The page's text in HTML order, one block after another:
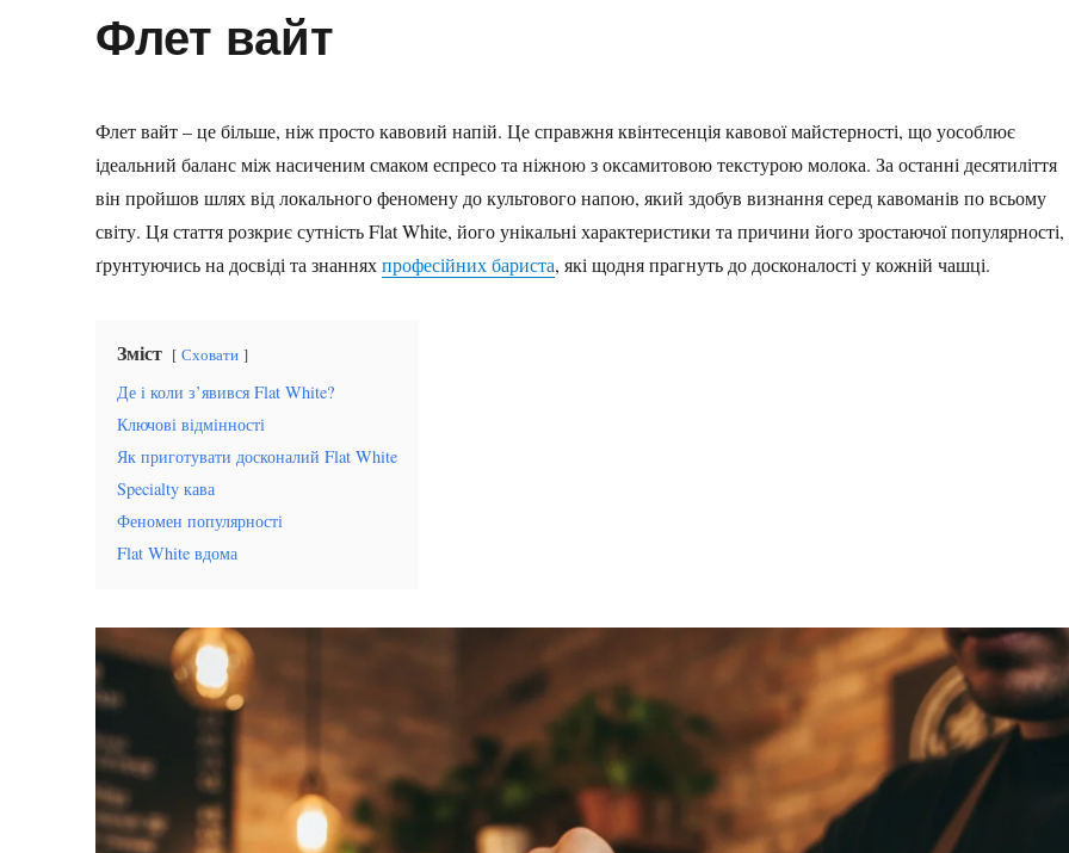
Флет вайт
Флет вайт – це більше, ніж просто кавовий напій. Це справжня квінтесенція кавової майстерності, що уособлює
ідеальний баланс між насиченим смаком еспресо та ніжною з оксамитовою текстурою молока. За останні десятиліття
він пройшов шлях від локального феномену до культового напою, який здобув визнання серед кавоманів по всьому
світу. Ця стаття розкриє сутність Flat White, його унікальні характеристики та причини його зростаючої популярності,
ґрунтуючись на досвіді та знанняхпрофесійних бариста, які щодня прагнуть до досконалості у кожній чашці.
Зміст Сховати
Де і коли з’явився Flat White?
Ключові відмінності
Як приготувати досконалий Flat White
Specialty кава
Феномен популярності
Flat White вдома